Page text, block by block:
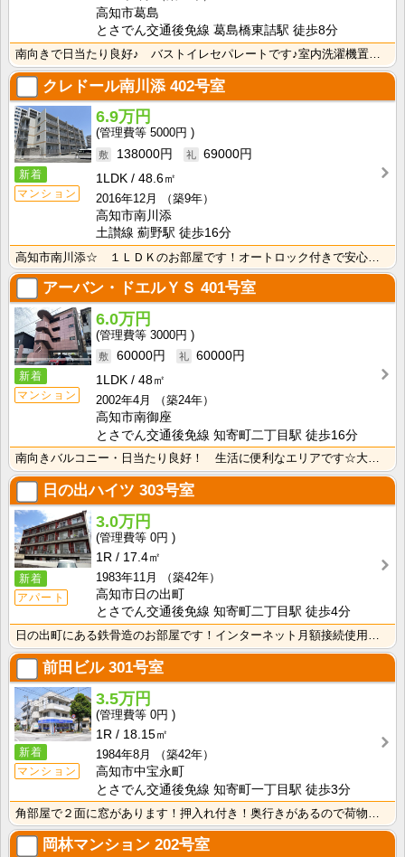
高知市葛島
とさでん交通後免線 葛島橋東詰駅 徒歩8分
クレドール南川添 402号室
新着
マンション
6.9万円
5000円
138000円
69000円
1LDK
48.6㎡
2016年12月
（築9年）
高知市南川添
土讃線 薊野駅 徒歩16分
アーバン・ドエルＹＳ 401号室
新着
マンション
6.0万円
3000円
60000円
60000円
1LDK
48㎡
2002年4月
（築24年）
高知市南御座
とさでん交通後免線 知寄町二丁目駅 徒歩16分
南向きバルコニー・日当たり良好！ 生活に便利なエリアです☆大きめの収納付きで荷物が多くても安心です☆
日の出ハイツ 303号室
新着
アパート
3.0万円
0円
1R
17.4㎡
1983年11月
（築42年）
高知市日の出町
とさでん交通後免線 知寄町二丁目駅 徒歩4分
日の出町にある鉄骨造のお部屋です！インターネット月額接続使用無料なので、月々の生活費の節約にもなりま･･･
前田ビル301号室
新着
マンション
3.5万円
0円
1R
18.15㎡
1984年8月
（築42年）
高知市中宝永町
とさでん交通後免線 知寄町一丁目駅 徒歩3分
岡林マンション 202号室